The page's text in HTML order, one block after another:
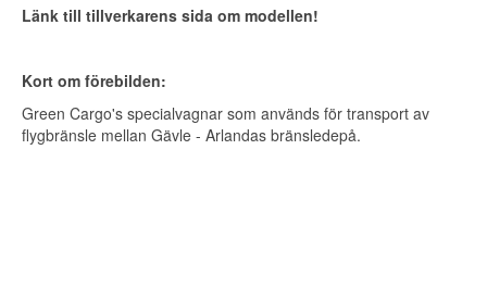
Länk till tillverkarens sida om modellen!
Kort om förebilden:
Green Cargo's specialvagnar som används för transport av
flygbränsle mellan Gävle - Arlandas bränsledepå.